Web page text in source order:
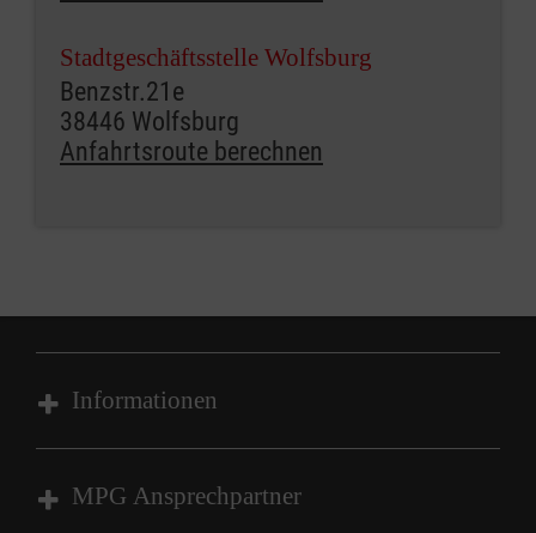
Stadtgeschäftsstelle Wolfsburg
Benzstr.21e
38446 Wolfsburg
Anfahrtsroute berechnen
Informationen
Impressum
MPG Ansprechpartner